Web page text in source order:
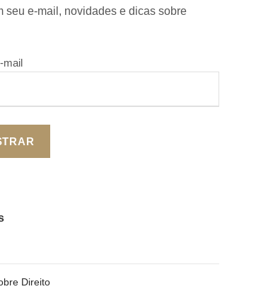
seu e-mail, novidades e dicas sobre
mail
Direito